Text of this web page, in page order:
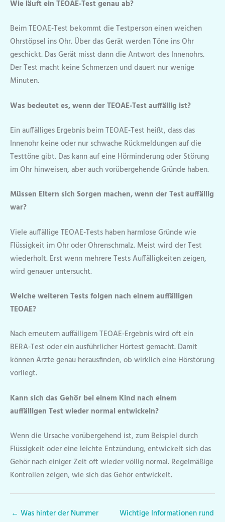
Wie läuft ein TEOAE-Test genau ab?
Beim TEOAE-Test bekommt die Testperson einen weichen
Ohrstöpsel ins Ohr. Über das Gerät werden Töne ins Ohr
geschickt. Das Gerät misst dann die Antwort des Innenohrs.
Der Test macht keine Schmerzen und dauert nur wenige
Minuten.
Was bedeutet es, wenn der TEOAE-Test auffällig ist?
Ein auffälliges Ergebnis beim TEOAE-Test heißt, dass das
Innenohr keine oder nur schwache Rückmeldungen auf die
Testtöne gibt. Das kann auf eine Hörminderung oder Störung
im Ohr hinweisen, aber auch vorübergehende Gründe haben.
Müssen Eltern sich Sorgen machen, wenn der Test auffällig
war?
Viele auffällige TEOAE-Tests haben harmlose Gründe wie
Flüssigkeit im Ohr oder Ohrenschmalz. Meist wird der Test
wiederholt. Erst wenn mehrere Tests Auffälligkeiten zeigen,
wird genauer untersucht.
Welche weiteren Tests folgen nach einem auffälligen
TEOAE?
Nach erneutem auffälligem TEOAE-Ergebnis wird oft ein
BERA-Test oder ein ausführlicher Hörtest gemacht. Damit
können Ärzte genau herausfinden, ob wirklich eine Hörstörung
vorliegt.
Kann sich das Gehör bei einem Kind nach einem
auffälligen Test wieder normal entwickeln?
Wenn die Ursache vorübergehend ist, zum Beispiel durch
Flüssigkeit oder eine leichte Entzündung, entwickelt sich das
Gehör nach einiger Zeit oft wieder völlig normal. Regelmäßige
Kontrollen zeigen, wie sich das Gehör entwickelt.
← Was hinter der Nummer
Wichtige Informationen rund